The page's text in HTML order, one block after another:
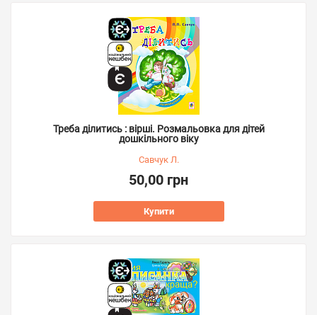
Треба ділитись : вірші. Розмальовка для дітей
дошкільного віку
Савчук Л.
50,00 грн
Купити